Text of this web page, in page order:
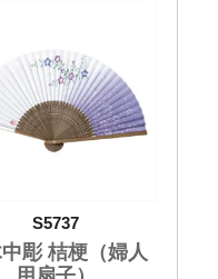
S5737
彫 桔梗（婦人